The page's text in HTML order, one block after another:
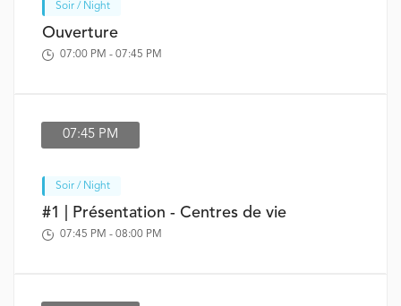
Soir / Night
Ouverture
07:00 PM - 07:45 PM
07:45 PM
Soir / Night
#1 | Présentation - Centres de vie
07:45 PM - 08:00 PM